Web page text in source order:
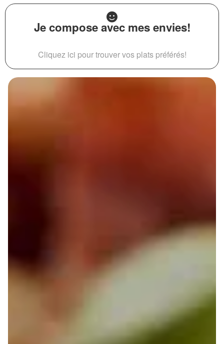
Je compose avec mes envies!
Cliquez ici pour trouver vos plats préférés!